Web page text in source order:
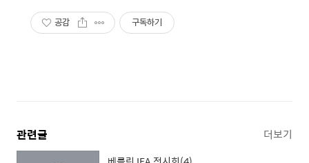
공감 구독하기
관련글 더보기